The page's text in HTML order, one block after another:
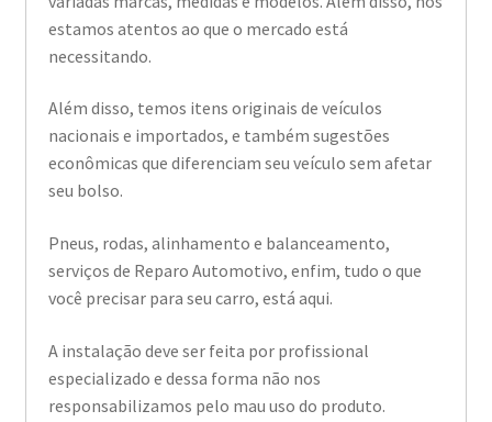
estamos atentos ao que o mercado está
necessitando.
Além disso, temos itens originais de veículos
nacionais e importados, e também sugestões
econômicas que diferenciam seu veículo sem afetar
seu bolso.
Pneus, rodas, alinhamento e balanceamento,
serviços de Reparo Automotivo, enfim, tudo o que
você precisar para seu carro, está aqui.
A instalação deve ser feita por profissional
especializado e dessa forma não nos
responsabilizamos pelo mau uso do produto.